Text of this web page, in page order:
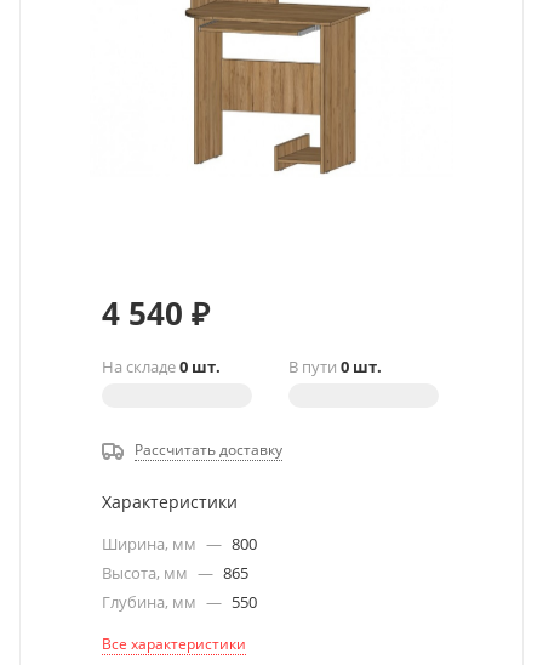
4 540 ₽
На складе0 шт. В пути 0 шт.
Рассчитать доставку
Характеристики
Ширина, мм — 800
Высота, мм — 865
Глубина, мм — 550
Все характеристики